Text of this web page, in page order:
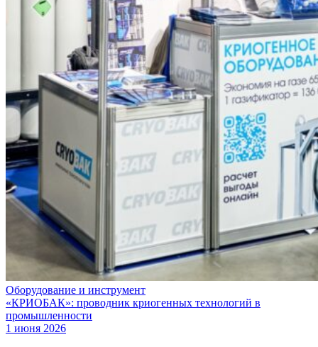
Оборудование и инструмент
«КРИОБАК»: проводник криогенных технологий в
промышленности
1 июня 2026